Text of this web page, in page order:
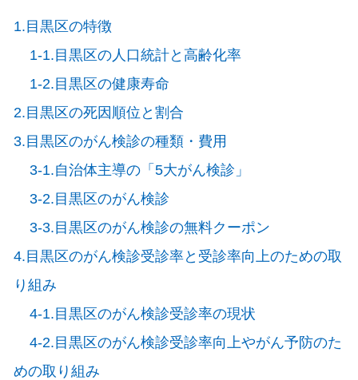
1.目黒区の特徴
1-1.目黒区の人口統計と高齢化率
1-2.目黒区の健康寿命
2.目黒区の死因順位と割合
3.目黒区のがん検診の種類・費用
3-1.自治体主導の「5大がん検診」
3-2.目黒区のがん検診
3-3.目黒区のがん検診の無料クーポン
4.目黒区のがん検診受診率と受診率向上のための取
り組み
4-1.目黒区のがん検診受診率の現状
4-2.目黒区のがん検診受診率向上やがん予防のた
めの取り組み